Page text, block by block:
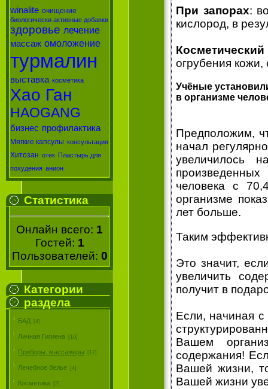
winalite очищение
биологически активные добавки
здоровье лечение
массаж омоложение
турмалин
выставка косметика
Хао Ган
HAOGANG
бизнес профилактика
Мягкие капсулы консультация
Хитозан отек Пластырь для
похудения анион
Статистика
Онлайн всего: 1
Гостей: 1
Пользователей: 0
Категории
раздела
БАД [4]
Личная Гигиена [10]
Приборы, массажеры [12]
Лечебное белье [4]
Косметика [2]
При запорах:
кислород, в
огрубения кожи,
Учёные
в организме
Предположим,
начал
увеличилось
человека с
организме
лет больше.
Таким
Это значит,
увеличить
получит в
Если, начиная с
Вашем
содержания!
Вашей жизни,
Вашей жизни